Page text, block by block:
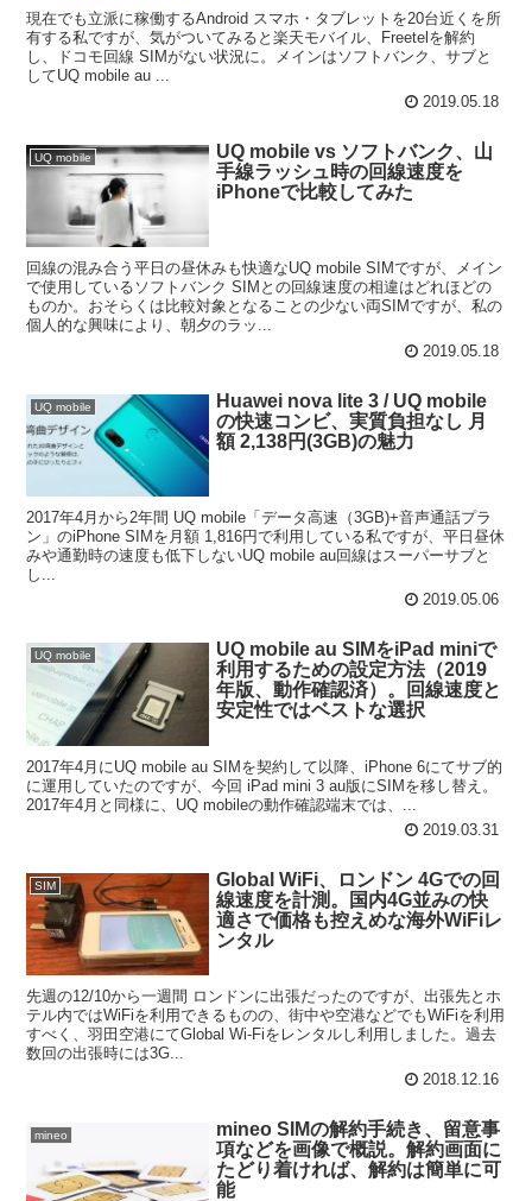
現在でも立派に稼働するAndroid スマホ・タブレットを20台近くを所
有する私ですが、気がついてみると楽天モバイル、Freetelを解約
し、ドコモ回線 SIMがない状況に。メインはソフトバンク、サブと
してUQ mobile au ...
2019.05.18
UQ mobile
UQ mobile vs ソフトバンク、山
手線ラッシュ時の回線速度を
iPhoneで比較してみた
回線の混み合う平日の昼休みも快適なUQ mobile SIMですが、メイン
で使用しているソフトバンク SIMとの回線速度の相違はどれほどの
ものか。おそらくは比較対象となることの少ない両SIMですが、私の
個人的な興味により、朝夕のラッ...
2019.05.18
UQ mobile
Huawei nova lite 3 / UQ mobile
の快速コンビ、実質負担なし 月
額 2,138円(3GB)の魅力
2017年4月から2年間 UQ mobile「データ高速（3GB)+音声通話プラ
ン」のiPhone SIMを月額 1,816円で利用している私ですが、平日昼休
みや通勤時の速度も低下しないUQ mobile au回線はスーパーサブと
し...
2019.05.06
UQ mobile
UQ mobile au SIMをiPad miniで
利用するための設定方法（2019
年版、動作確認済）。回線速度と
安定性ではベストな選択
2017年4月にUQ mobile au SIMを契約して以降、iPhone 6にてサブ的
に運用していたのですが、今回 iPad mini 3 au版にSIMを移し替え。
2017年4月と同様に、UQ mobileの動作確認端末では、...
2019.03.31
SIM
Global WiFi、ロンドン 4Gでの回
線速度を計測。国内4G並みの快
適さで価格も控えめな海外WiFiレ
ンタル
先週の12/10から一週間 ロンドンに出張だったのですが、出張先とホ
テル内ではWiFiを利用できるものの、街中や空港などでもWiFiを利用
すべく、羽田空港にてGlobal Wi-Fiをレンタルし利用しました。過去
数回の出張時には3G...
2018.12.16
mineo
mineo SIMの解約手続き、留意事
項などを画像で概説。解約画面に
たどり着ければ、解約は簡単に可
能